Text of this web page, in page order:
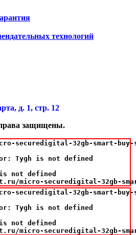
технологий
д. 1, стр. 12
защищены.
32gb-smart-buy-
Tygh is not defined
not defined
micro-securedigital-32gb-
32gb-smart-buy-
Tygh is not defined
not defined
micro-securedigital-32gb-